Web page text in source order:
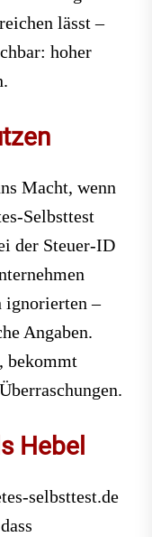
lässt –
hoher
Macht, wenn
Selbsttest
der Steuer-ID
ignorierten –
Angaben.
bekommt
Hebel
selbsttest.de